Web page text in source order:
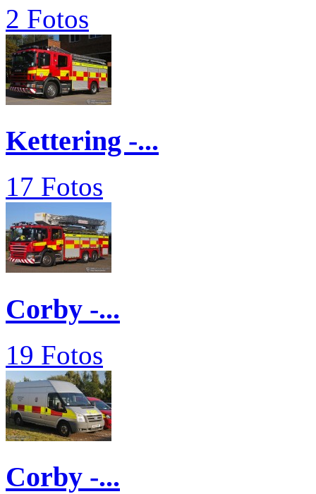
2 Fotos
Kettering -...
17 Fotos
Corby -...
19 Fotos
Corby -...